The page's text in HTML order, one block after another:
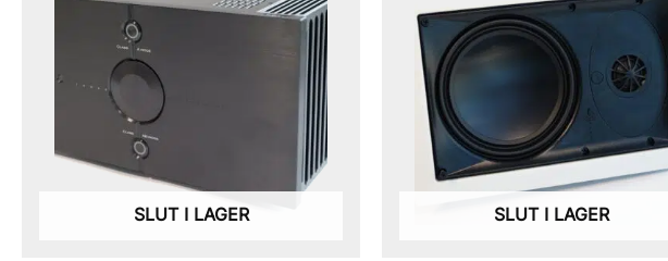
SLUT I LAGER
245,000 kr.110,000 kr.
SLUT I LAGER